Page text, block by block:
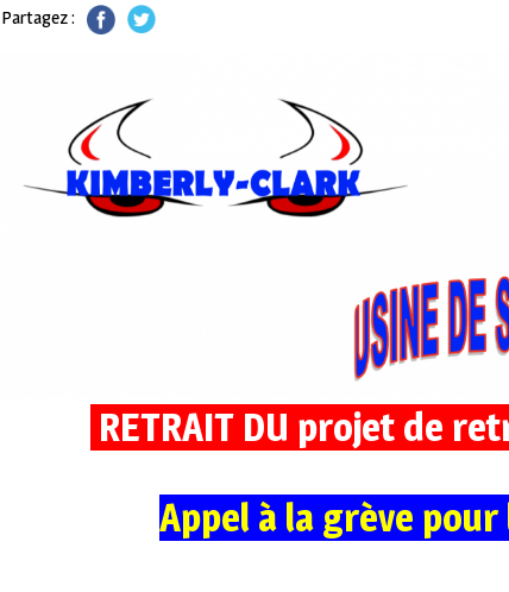
Partagez :
RETRAIT DU projet de
Appel à la grève